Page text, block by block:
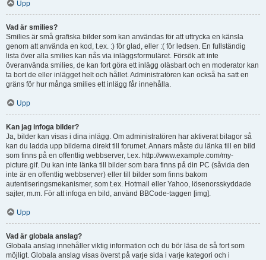
Upp
Vad är smilies?
Smilies är små grafiska bilder som kan användas för att uttrycka en känsla
genom att använda en kod, t.ex. :) för glad, eller :( för ledsen. En fullständig
lista över alla smilies kan nås via inläggsformuläret. Försök att inte
överanvända smilies, de kan fort göra ett inlägg oläsbart och en moderator kan
ta bort de eller inlägget helt och hållet. Administratören kan också ha satt en
gräns för hur många smilies ett inlägg får innehålla.
Upp
Kan jag infoga bilder?
Ja, bilder kan visas i dina inlägg. Om administratören har aktiverat bilagor så
kan du ladda upp bilderna direkt till forumet. Annars måste du länka till en bild
som finns på en offentlig webbserver, t.ex. http://www.example.com/my-
picture.gif. Du kan inte länka till bilder som bara finns på din PC (såvida den
inte är en offentlig webbserver) eller till bilder som finns bakom
autentiseringsmekanismer, som t.ex. Hotmail eller Yahoo, lösenorsskyddade
sajter, m.m. För att infoga en bild, använd BBCode-taggen [img].
Upp
Vad är globala anslag?
Globala anslag innehåller viktig information och du bör läsa de så fort som
möjligt. Globala anslag visas överst på varje sida i varje kategori och i